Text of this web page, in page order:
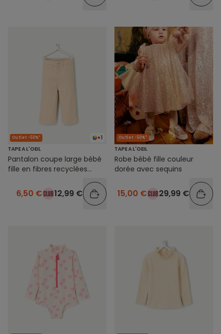
+1
Outlet -50%*
TAPE A L'OEIL
Pantalon coupe large bébé
fille en fibres recyclées
6,50 € 12,99 €
Outlet -50%*
TAPE A L'OEIL
Robe bébé fille couleur
dorée avec sequins
15,00 € 29,99 €